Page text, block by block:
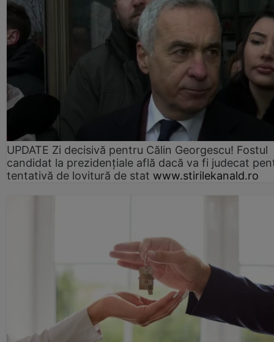
UPDATE Zi decisivă pentru Călin Georgescu! Fostul
candidat la prezidențiale află dacă va fi judecat
tentativă de lovitură de stat www.stirilekanald.ro